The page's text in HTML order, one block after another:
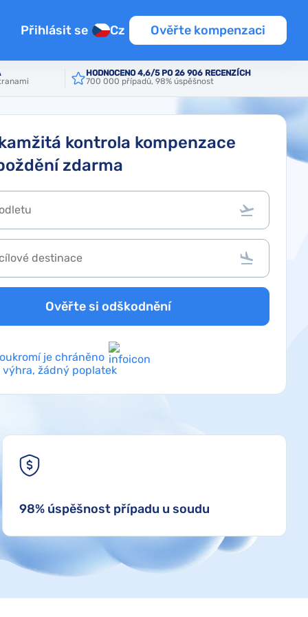
Přihlásit se Cz Ověřte kompenzaci
HODNOCENO 4,6/5 PO 26 906 RECENZÍCH
700 000 případů, 98% úspěšnost
kontrola kompenzace
zdarma
Ověřte si odškodnění
je chráněno
výhra, žádný poplatek
98% úspěšnost případu u soudu